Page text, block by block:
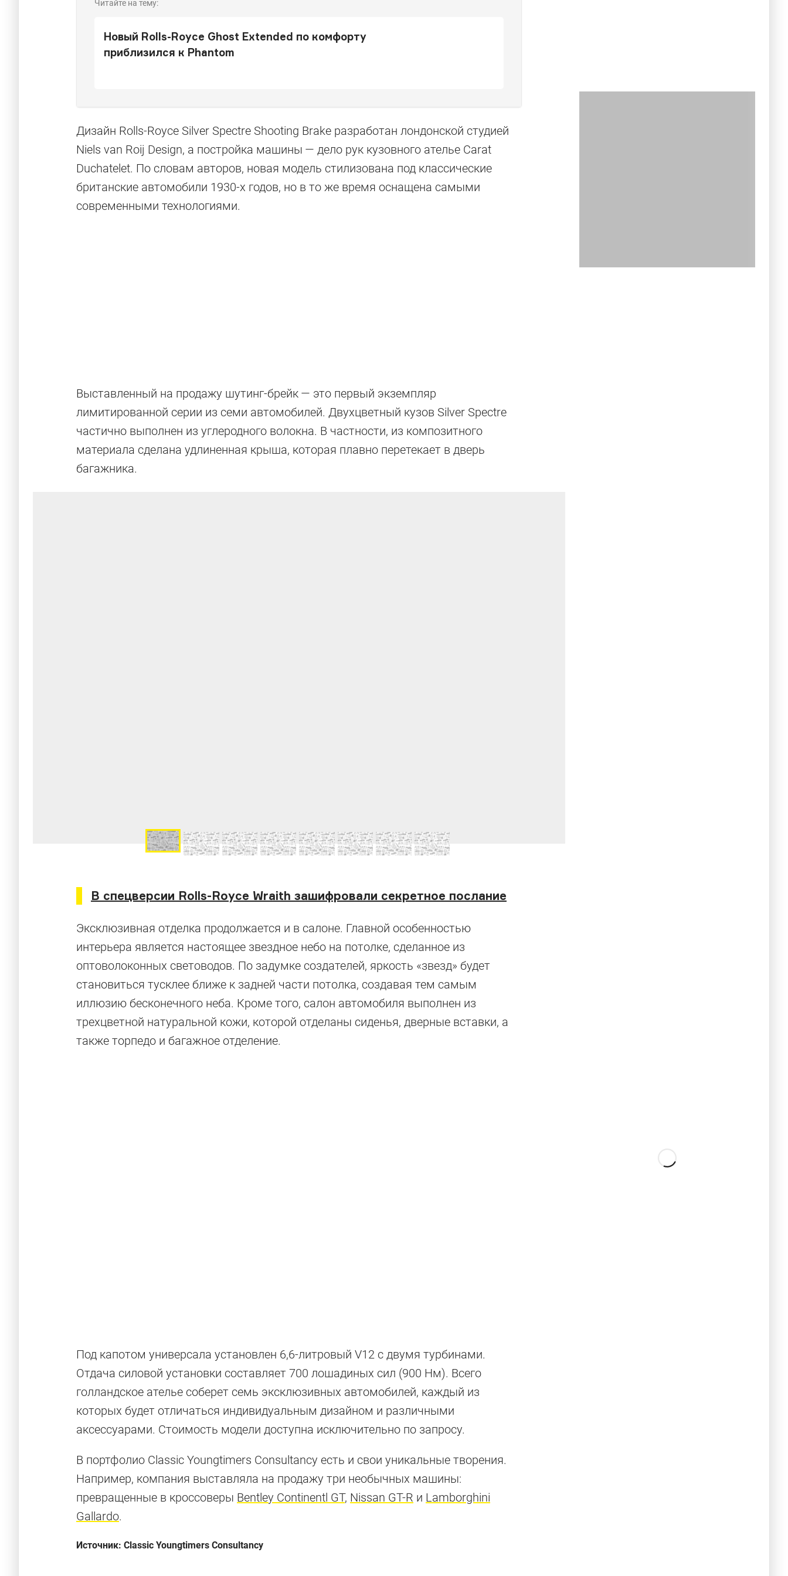
Читайте на тему:
Новый Rolls-Royce Ghost Extended по комфорту
приблизился к Phantom
Дизайн Rolls-Royce Silver Spectre Shooting Brake разработан лондонской студией
Niels van Roij Design, а постройка машины — дело рук кузовного ателье Carat
Duchatelet. По словам авторов, новая модель стилизована под классические
британские автомобили 1930-х годов, но в то же время оснащена самыми
современными технологиями.
Выставленный на продажу шутинг-брейк — это первый экземпляр
лимитированной серии из семи автомобилей. Двухцветный кузов Silver Spectre
частично выполнен из углеродного волокна. В частности, из композитного
материала сделана удлиненная крыша, которая плавно перетекает в дверь
багажника.
В спецверсии Rolls-Royce Wraith зашифровали секретное послание
Эксклюзивная отделка продолжается и в салоне. Главной особенностью
интерьера является настоящее звездное небо на потолке, сделанное из
оптоволоконных световодов. По задумке создателей, яркость «звезд» будет
становиться тусклее ближе к задней части потолка, создавая тем самым
иллюзию бесконечного неба. Кроме того, салон автомобиля выполнен из
трехцветной натуральной кожи, которой отделаны сиденья, дверные вставки, а
также торпедо и багажное отделение.
Под капотом универсала установлен 6,6-литровый V12 с двумя турбинами.
Отдача силовой установки составляет 700 лошадиных сил (900 Нм). Всего
голландское ателье соберет семь эксклюзивных автомобилей, каждый из
которых будет отличаться индивидуальным дизайном и различными
аксессуарами. Стоимость модели доступна исключительно по запросу.
В портфолио Classic Youngtimers Consultancy есть и свои уникальные творения.
Например, компания выставляла на продажу три необычных машины:
превращенные в кроссоверы Bentley Continentl GT, Nissan GT-R и Lamborghini
Gallardo.
Источник: Classic Youngtimers Consultancy
Новый Rolls-Royce Ghost
Всё, что нужно знать о самой технологичной модели компании